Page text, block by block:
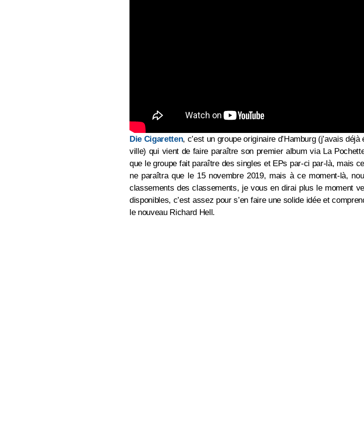
Die Cigaretten, c’est un groupe originaire d’Hamburg (j’avais
ville) qui vient de faire paraître son premier album via La
que le groupe fait paraître des singles et EPs par-ci par-là, mais
ne paraîtra que le 15 novembre 2019, mais à ce moment-là,
classements des classements, je vous en dirai plus le moment
disponibles, c’est assez pour s’en faire une solide idée et
le nouveau Richard Hell.